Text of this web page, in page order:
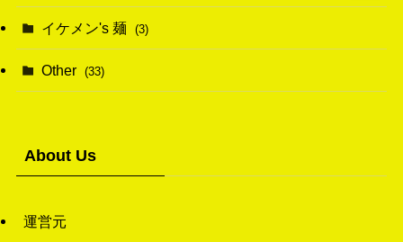
(38)
(114)
(15)
(43)
(49)
イケメン's 麺 (3)
Other (33)
About Us
運営元